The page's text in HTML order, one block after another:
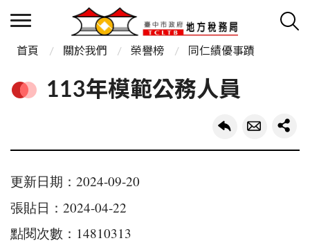
首頁 關於我們 榮譽榜 同仁績優事蹟
113年模範公務人員
更新日期：2024-09-20
張貼日：2024-04-22
點閱次數：14810313